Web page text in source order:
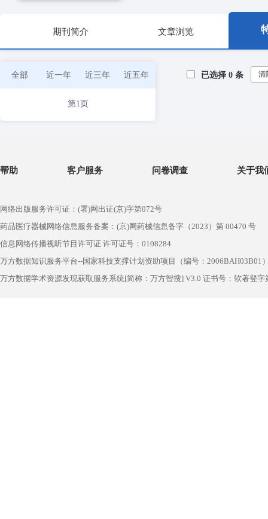
期刊简介 文章浏览
全部 近一年 近三年 近五年
第1页
已选择 0 条 清
帮助 客户服务 问卷调查 关于我
网络出版服务许可证：(署)网出证(京)字第072号
药品医疗器械网络信息服务备案：(京)网药械信息备字（2023）第 00470 号
信息网络传播视听节目许可证 许可证号：0108284
万方数据知识服务平台--国家科技支撑计划资助项目（编号：2006BAH03B01
万方数据学术资源发现获取服务系统[简称：万方智搜] V3.0 证书号：软著登字